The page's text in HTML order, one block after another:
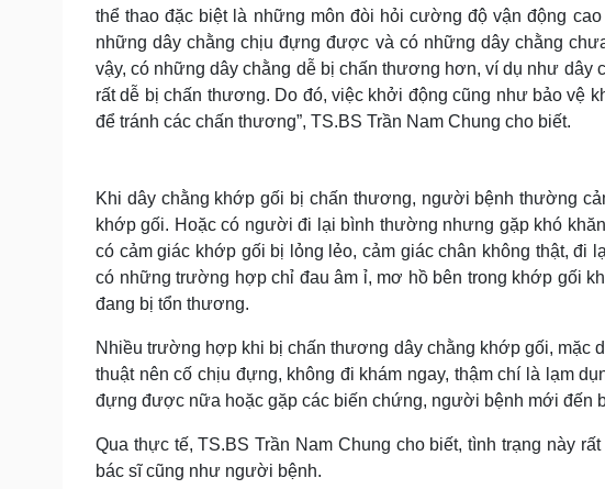
thể thao đặc biệt là những môn đòi hỏi cường độ vận động
những dây chằng chịu đựng được và có những dây chằng
vậy, có những dây chằng dễ bị chấn thương hơn, ví dụ như
rất dễ bị chấn thương. Do đó, việc khởi động cũng như bảo vệ
để tránh các chấn thương”, TS.BS Trần Nam Chung cho biết.
Khi dây chằng khớp gối bị chấn thương, người bệnh thường
khớp gối. Hoặc có người đi lại bình thường nhưng gặp khó
có cảm giác khớp gối bị lỏng lẻo, cảm giác chân không thật, đi
có những trường hợp chỉ đau âm ỉ, mơ hồ bên trong khớp gối
đang bị tổn thương.
Nhiều trường hợp khi bị chấn thương dây chằng khớp gối, mặc
thuật nên cố chịu đựng, không đi khám ngay, thậm chí là lạm
đựng được nữa hoặc gặp các biến chứng, người bệnh mới đến
Qua thực tế, TS.BS Trần Nam Chung cho biết, tình trạng này
bác sĩ cũng như người bệnh.